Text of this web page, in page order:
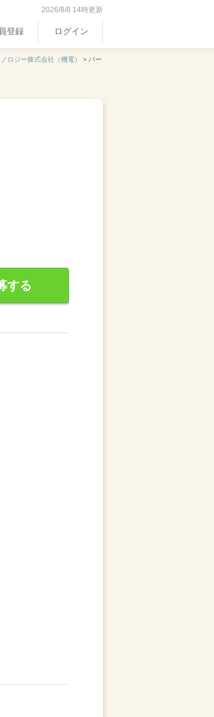
2026/8/8 14時更新
登録 ログイン
ロジー株式会社（機電） > パー
する